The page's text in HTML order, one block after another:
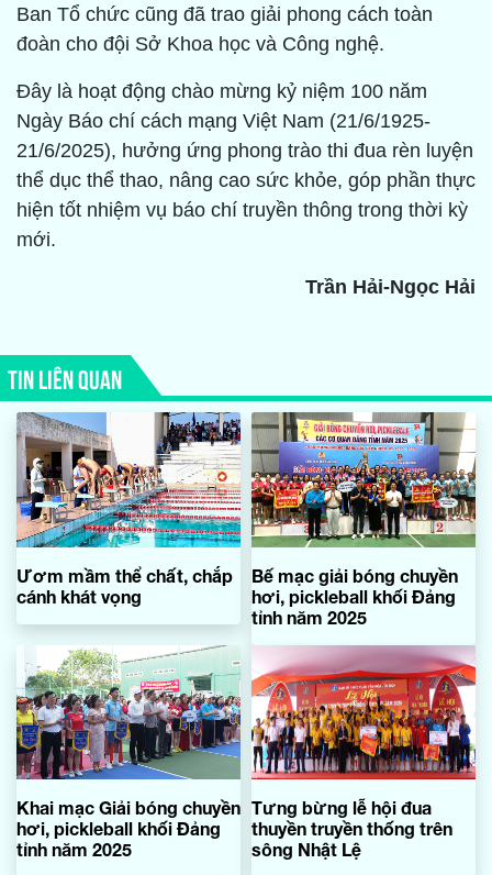
Ban Tổ chức cũng đã trao giải phong cách toàn
đoàn cho đội Sở Khoa học và Công nghệ.
Đây là hoạt động chào mừng kỷ niệm 100 năm
Ngày Báo chí cách mạng Việt Nam (21/6/1925-
21/6/2025), hưởng ứng phong trào thi đua rèn luyện
thể dục thể thao, nâng cao sức khỏe, góp phần thực
hiện tốt nhiệm vụ báo chí truyền thông trong thời kỳ
mới.
Trần Hải-Ngọc Hải
TIN LIÊN QUAN
Ươm mầm thể chất, chắp
cánh khát vọng
Bế mạc giải bóng chuyền
hơi, pickleball khối Đảng
tỉnh năm 2025
Khai mạc Giải bóng chuyền
hơi, pickleball khối Đảng
tỉnh năm 2025
Tưng bừng lễ hội đua
thuyền truyền thống trên
sông Nhật Lệ